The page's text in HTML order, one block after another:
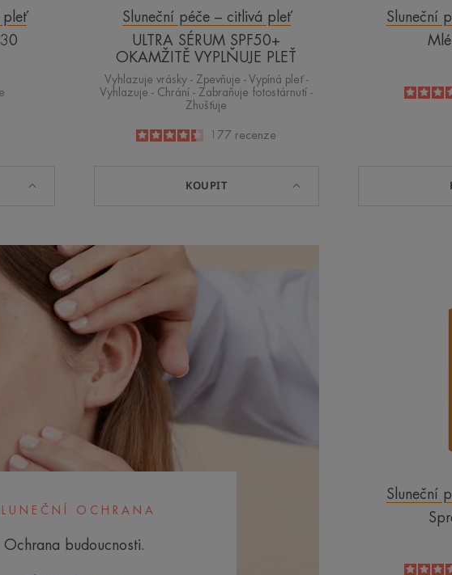
pleť
Sluneční péče – citlivá pleť
ULTRA SÉRUM SPF50+
OKAMŽITĚ VYPLŇUJE PLEŤ
Vyhlazuje vrásky - Zpevňuje - Vypíná pleť -
Vyhlazuje - Chrání - Zabraňuje fotostárnutí -
Zhušťuje
4.4
177 recenze
KOUPIT
Sluneční
OCHRANA
Ochrana budoucnosti.
Sluneční